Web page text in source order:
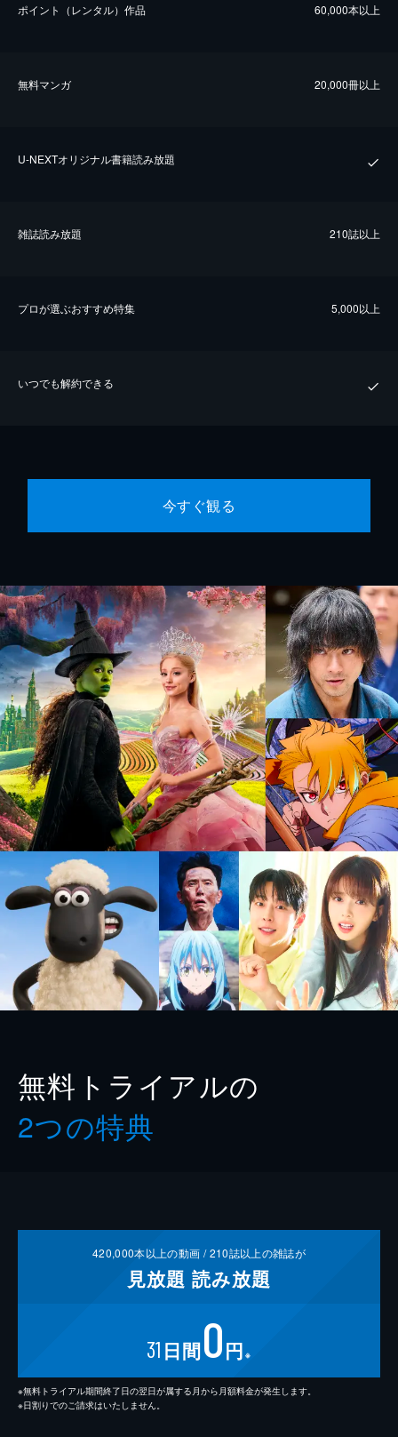
ポイント（レンタル）作品 60,000本以上
無料マンガ 20,000冊以上
U-NEXTオリジナル書籍読み放題
雑誌読み放題 210誌以上
プロが選ぶおすすめ特集 5,000以上
いつでも解約できる
今すぐ観る
無料トライアルの
2つの特典
420,000本以上の動画 /210誌以上の雑誌が
見放題 読み放題
31 日間0円 ※
※無料トライアル期間終了日の翌日が属する月から月額料金が発生します。
※日割りでのご請求はいたしません。